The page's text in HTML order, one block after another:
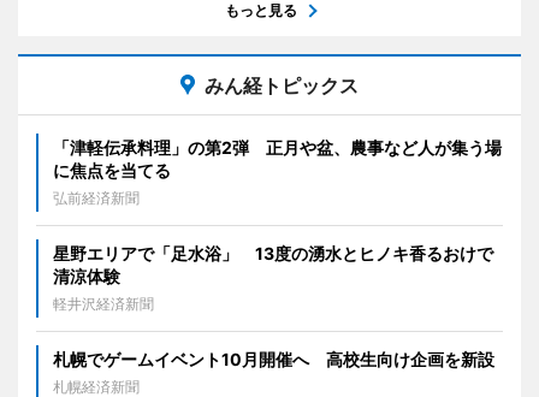
もっと見る
みん経トピックス
「津軽伝承料理」の第2弾 正月や盆、農事など人が集う場
に焦点を当てる
弘前経済新聞
星野エリアで「足水浴」 13度の湧水とヒノキ香るおけで
清涼体験
軽井沢経済新聞
札幌でゲームイベント10月開催へ 高校生向け企画を新設
札幌経済新聞